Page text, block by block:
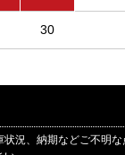
30
況、納期などご不明な